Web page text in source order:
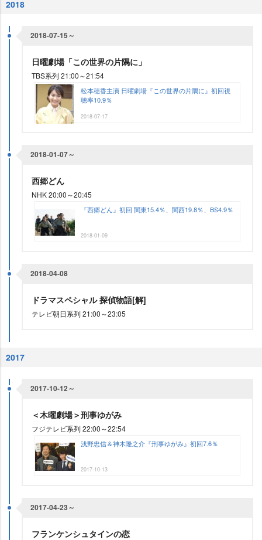
2018
2018-07-15～
日曜劇場「この世界の片隅に」
TBS系列 21:00～21:54
松本穂香主演 日曜劇場『この世界の片隅に』初回視
聴率10.9％
2018-07-17
2018-01-07～
西郷どん
NHK 20:00～20:45
『西郷どん』初回 関東15.4％、関西19.8％、BS4.9％
2018-01-09
2018-04-08
ドラマスペシャル 探偵物語[解]
テレビ朝日系列 21:00～23:05
2017
2017-10-12～
＜木曜劇場＞刑事ゆがみ
フジテレビ系列 22:00～22:54
浅野忠信＆神木隆之介『刑事ゆがみ』初回7.6％
2017-10-13
2017-04-23～
フランケンシュタインの恋